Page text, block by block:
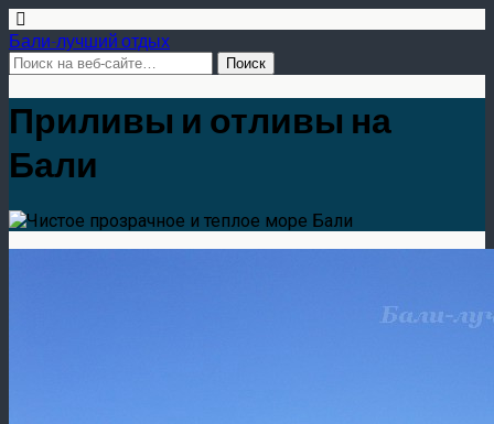
Бали-лучший отдых
Приливы и отливы на
Бали